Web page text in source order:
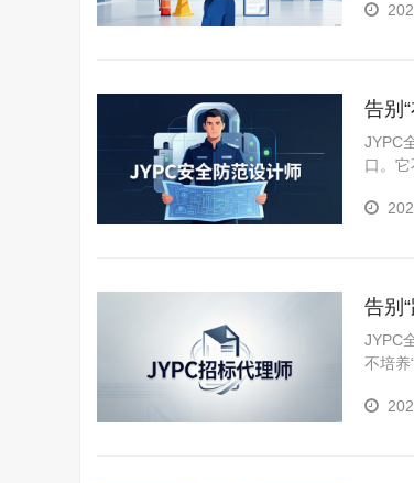
计划制
告别
智能
JYPC
口。
通入侵
告别
底线
JYPC
不培养
标文件